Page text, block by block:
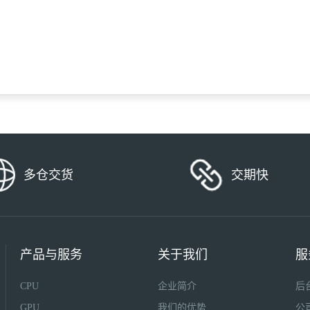
多仓交货 交期快
产品与服务
CPU
GPU
关于我们
企业简介
我们的优势
后
公